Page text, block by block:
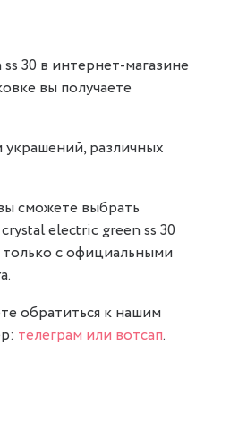
30 в интернет-магазине
вы получаете
различных
сможете выбрать
electric green ss 30
с официальными
обратиться к нашим
телеграм или вотсап.